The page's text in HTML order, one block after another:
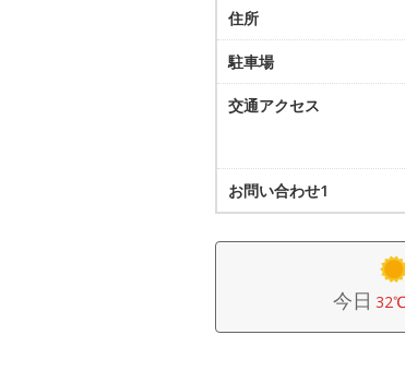
住所
駐車場
交通アクセス
お問い合わせ1
今日